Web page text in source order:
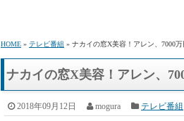
HOME » テレビ番組 » ナカイの窓X美容！アレン、7000
ナカイの窓X美容！アレン、
2018年09月12日 mogura テレビ番組